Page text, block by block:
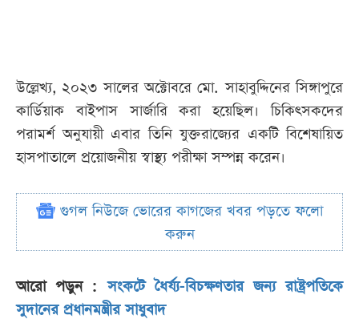
উল্লেখ্য, ২০২৩ সালের অক্টোবরে মো. সাহাবুদ্দিনের সিঙ্গাপুরে
কার্ডিয়াক বাইপাস সার্জারি করা হয়েছিল। চিকিৎসকদের
পরামর্শ অনুযায়ী এবার তিনি যুক্তরাজ্যের একটি বিশেষায়িত
হাসপাতালে প্রয়োজনীয় স্বাস্থ্য পরীক্ষা সম্পন্ন করেন।
গুগল নিউজে ভোরের কাগজের খবর পড়তে ফলো
করুন
আরো পড়ুন : সংকটে ধৈর্য্য-বিচক্ষণতার জন্য রাষ্ট্রপতিকে
সুদানের প্রধানমন্ত্রীর সাধুবাদ